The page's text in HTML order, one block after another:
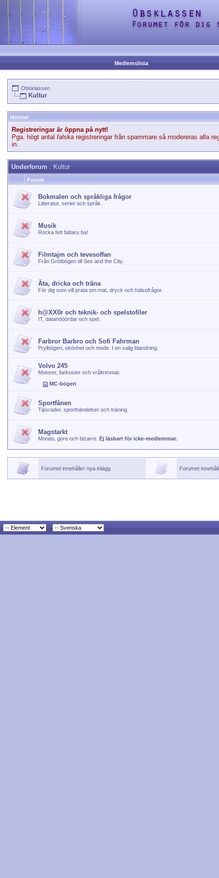
Medlemslista
Obsklassen
Kultur
Notiser
Registreringar är öppna på nytt!
Pga. högt antal falska registreringar från spammare så modereras alla
in.
Underforum: Kultur
Forum
Bokmalen och språkliga frågor
Litteratur, serier och språk.
Musik
Rocka fett fattaru ba!
Filmtajm och tevesoffan
Från Grötbögen till Sex and the City.
Äta, dricka och träna
För dig som vill prata om mat, dryck och hälsofrågor.
h@XX0r och teknik- och spelstofiler
IT, datanööördar och spel.
Farbror Barbro och Sofi Fahrman
Prylbögeri, skönhet och mode. I en salig blandning.
Volvo 245
Motorer, farkoster och vråltrimmat.
MC-bögeri
Sportfånen
Tipsrader, sporthändelser och träning.
Magstarkt
Mondo, gore och bizarre. Ej läsbart för icke-medlemmar.
Forumet innehåller nya inlägg Forumet